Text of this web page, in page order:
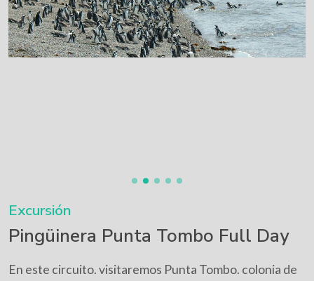
Excursión
Pingüinera Punta Tombo Full Day
En este circuito. visitaremos Punta Tombo. colonia de